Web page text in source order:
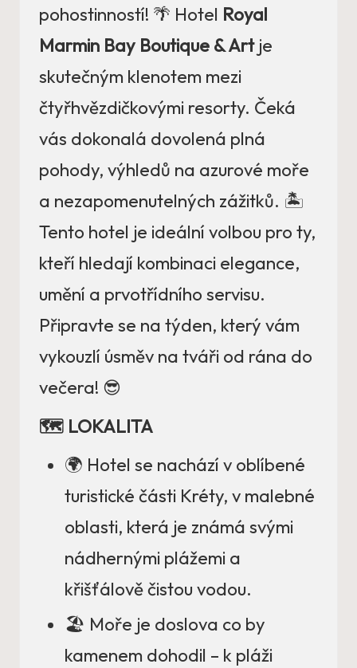
pohostinností! 🌴 Hotel Royal
Marmin Bay Boutique & Artje
skutečným klenotem mezi
čtyřhvězdičkovými resorty. Čeká
vás dokonalá dovolená plná
pohody, výhledů na azurové moře
a nezapomenutelných zážitků. 🏝️
Tento hotel je ideální volbou pro ty,
kteří hledají kombinaci elegance,
umění a prvotřídního servisu.
Připravte se na týden, který vám
vykouzlí úsměv na tváři od rána do
večera! 😎
🗺️ LOKALITA
🌍 Hotel se nachází v oblíbené
turistické části Kréty, v malebné
oblasti, která je známá svými
nádhernými plážemi a
křišťálově čistou vodou.
🏖️ Moře je doslova co by
kamenem dohodil – k pláži